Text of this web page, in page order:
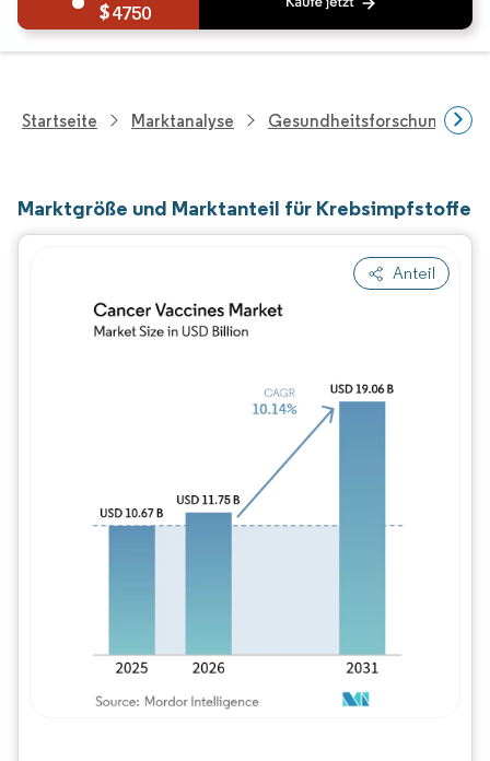
4750
Startseite Marktanalyse Gesundheitsforschung
Marktgröße und Marktanteil für Krebsimpfstoffe
Anteil